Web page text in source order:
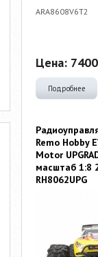
ARA8608V6T2
Цена:
Подробнее
Remo Hobby
Motor
масштаб 1:8
RH8062UPG